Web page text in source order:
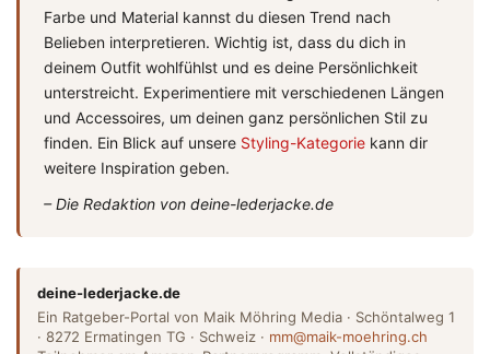
Farbe und Material kannst du diesen Trend nach
Belieben interpretieren. Wichtig ist, dass du dich in
deinem Outfit wohlfühlst und es deine Persönlichkeit
unterstreicht. Experimentiere mit verschiedenen Längen
und Accessoires, um deinen ganz persönlichen Stil zu
finden. Ein Blick auf unsere Styling-Kategorie kann dir
weitere Inspiration geben.
– Die Redaktion von deine-lederjacke.de
deine-lederjacke.de
Ein Ratgeber-Portal von Maik Möhring Media · Schöntalweg 1
· 8272 Ermatingen TG · Schweiz · mm@maik-moehring.ch